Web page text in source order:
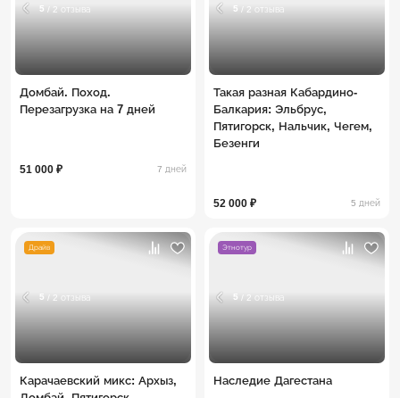
5 / 2 отзыва
Домбай. Поход.
Перезагрузка на 7 дней
51 000 ₽ 7 дней
5 / 2 отзыва
Такая разная Кабардино-
Балкария: Эльбрус,
Пятигорск, Нальчик, Чегем,
Безенги
52 000 ₽ 5 дней
Драйв
5 / 2 отзыва
Карачаевский микс: Архыз,
Этнотур
5 / 2 отзыва
Наследие Дагестана